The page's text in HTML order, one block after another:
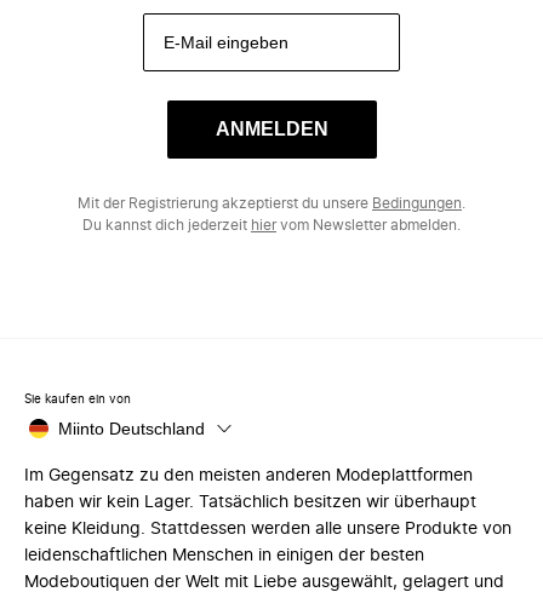
ANMELDEN
Mit der Registrierung akzeptierst du unsere Bedingungen
Du kannst dich jederzeit hiervom Newsletter abmelden.
Sie kaufen ein von
Miinto Deutschland
Im Gegensatz zu den meisten anderen Modeplattformen
haben wir kein Lager. Tatsächlich besitzen wir überhaupt
keine Kleidung. Stattdessen werden alle unsere Produkte von
leidenschaftlichen Menschen in einigen der besten
Modeboutiquen der Welt mit Liebe ausgewählt, gelagert und